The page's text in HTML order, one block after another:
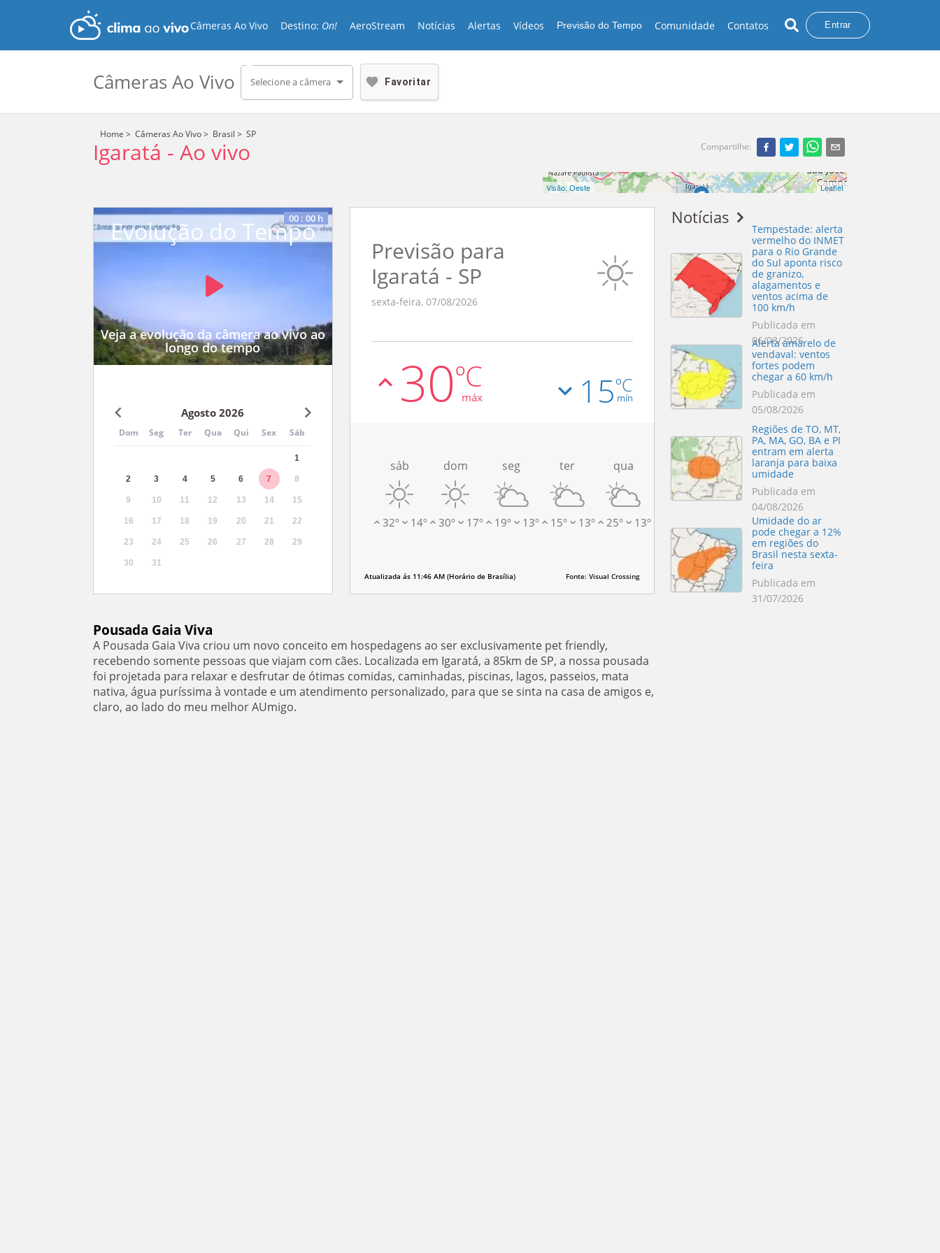
Câmeras Ao Vivo Destino: On! AeroStream Notícias Alertas Vídeos Previsão do Tempo Comunidade Contatos Entrar
Câmeras Ao Vivo Selecione a câmera Favoritar
Home > Câmeras Ao Vivo> Brasil > SP
Igaratá - Ao vivo Compartilhe:
Stream
Leaflet
Visão:Oeste
00 :00 h
Evolução do Tempo
Veja a evolução da câmera ao vivo ao
longo do tempo
Agosto 2026
Dom Seg Ter Qua Qui Sex Sáb
1
2 3 4 5 6 7 8
9 10 11 12 13 14 15
16 17 18 19 20 21 22
23 24 25 26 27 28 29
30 31
Previsão para
Igaratá - SP
sexta-feira, 07/08/2026
30ºC
máx 15ºC
mín
sáb
32º 14º
dom
30º 17º
seg
19º 13º
ter
15º 13º
qua
25º 13º
Atualizada ás 11:46 AM (Horário de Brasília) Fonte: Visual Crossing
Notícias
Tempestade: alerta
vermelho do INMET
para o Rio Grande
do Sul aponta risco
de granizo,
alagamentos e
ventos acima de
100 km/h
Publicada em
06/08/2026
Alerta amarelo de
vendaval: ventos
fortes podem
chegar a 60 km/h
Publicada em
05/08/2026
Regiões de TO, MT,
PA, MA, GO, BA e PI
entram em alerta
laranja para baixa
umidade
Publicada em
04/08/2026
Umidade do ar
pode chegar a 12%
em regiões do
Brasil nesta sexta-
feira
Publicada em
31/07/2026
Pousada Gaia Viva
A Pousada Gaia Viva criou um novo conceito em hospedagens ao ser exclusivamente pet friendly,
recebendo somente pessoas que viajam com cães. Localizada em Igaratá, a 85km de SP, a nossa pousada
foi projetada para relaxar e desfrutar de ótimas comidas, caminhadas, piscinas, lagos, passeios, mata
nativa, água puríssima à vontade e um atendimento personalizado, para que se sinta na casa de amigos e,
claro, ao lado do meu melhor AUmigo.